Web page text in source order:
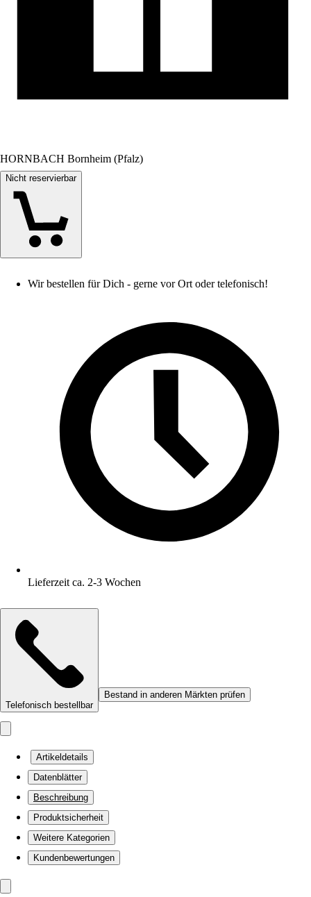
HORNBACH Bornheim (Pfalz)
Nicht reservierbar
Wir bestellen für Dich - gerne vor Ort oder telefonisch!
Lieferzeit ca. 2-3 Wochen
Telefonisch bestellbar
Bestand in anderen Märkten prüfen
Artikeldetails
Datenblätter
Beschreibung
Produktsicherheit
Weitere Kategorien
Kundenbewertungen